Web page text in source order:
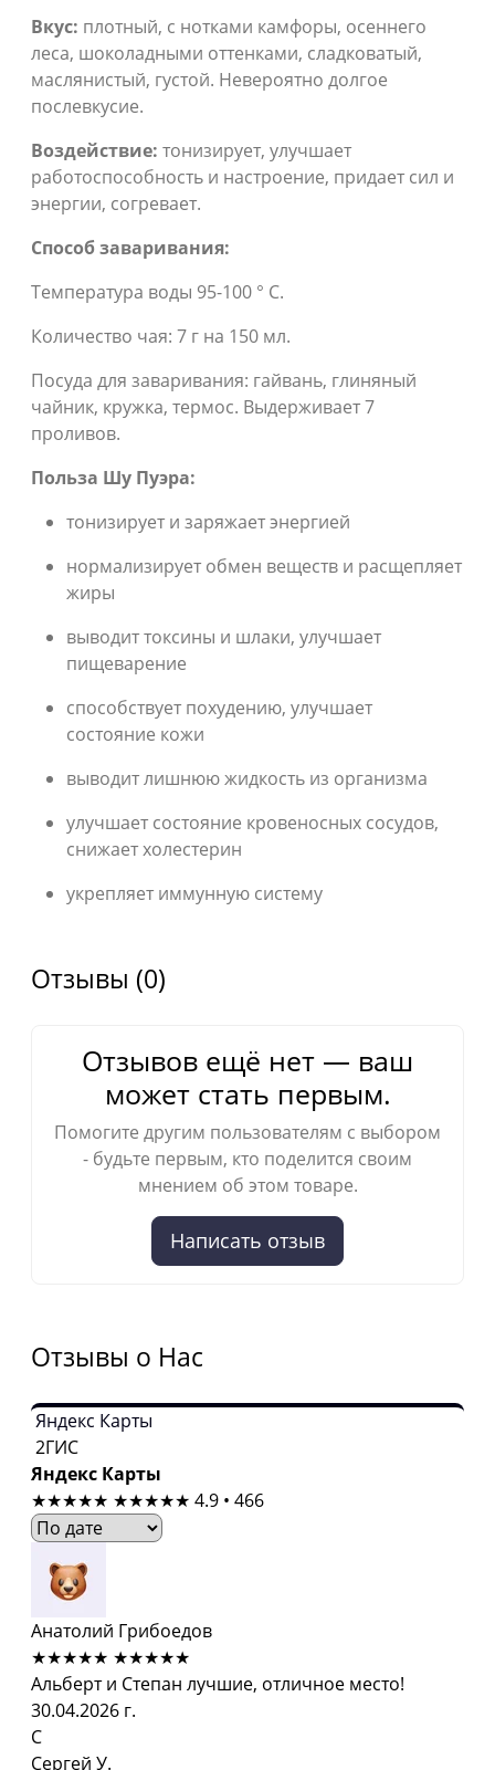
Вкус: плотный, с нотками камфоры, осеннего
леса, шоколадными оттенками, сладковатый,
маслянистый, густой. Невероятно долгое
послевкусие.
Воздействие: тонизирует, улучшает
работоспособность и настроение, придает сил и
энергии, согревает.
Способ заваривания:
Температура воды 95-100 ° С.
Количество чая: 7 г на 150 мл.
Посуда для заваривания: гайвань, глиняный
чайник, кружка, термос. Выдерживает 7
проливов.
Польза Шу Пуэра:
тонизирует и заряжает энергией
нормализирует обмен веществ и расщепляет
жиры
выводит токсины и шлаки, улучшает
пищеварение
способствует похудению, улучшает
состояние кожи
выводит лишнюю жидкость из организма
улучшает состояние кровеносных сосудов,
снижает холестерин
укрепляет иммунную систему
Отзывы (0)
Отзывов ещё нет — ваш
может стать первым.
Помогите другим пользователям с выбором
- будьте первым, кто поделится своим
мнением об этом товаре.
Написать отзыв
Отзывы о Нас
Яндекс Карты
2ГИС
Яндекс Карты
★★★★★ ★★★★★ 4.9 • 466
Анатолий Грибоедов
★★★★★ ★★★★★
Альберт и Степан лучшие, отличное место!
30.04.2026 г.
С
Сергей У.